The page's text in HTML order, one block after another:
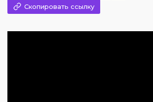
Скопировать ссылку